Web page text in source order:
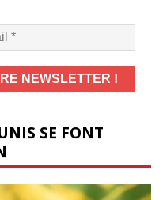
SE FONT